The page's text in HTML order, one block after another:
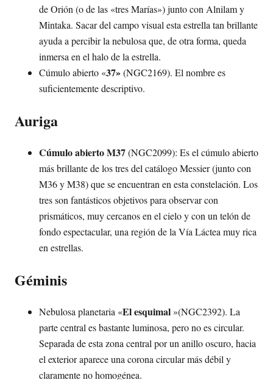
de Orión (o de las «tres Marías») junto con Alnilam y
Mintaka. Sacar del campo visual esta estrella tan brillante
ayuda a percibir la nebulosa que, de otra forma, queda
inmersa en el halo de la estrella.
Cúmulo abierto «37»(NGC2169). El nombre es
suficientemente descriptivo.
Auriga
Cúmulo abierto M37(NGC2099): Es el cúmulo abierto
más brillante de los tres del catálogo Messier (junto con
M36 y M38) que se encuentran en esta constelación. Los
tres son fantásticos objetivos para observar con
prismáticos, muy cercanos en el cielo y con un telón de
fondo espectacular, una región de la Vía Láctea muy rica
en estrellas.
Géminis
Nebulosa planetaria «El esquimal»(NGC2392). La
parte central es bastante luminosa, pero no es circular.
Separada de esta zona central por un anillo oscuro, hacia
el exterior aparece una corona circular más débil y
claramente no homogénea.